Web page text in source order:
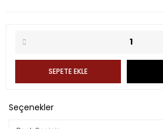
SEPETE EKLE
Seçenekler